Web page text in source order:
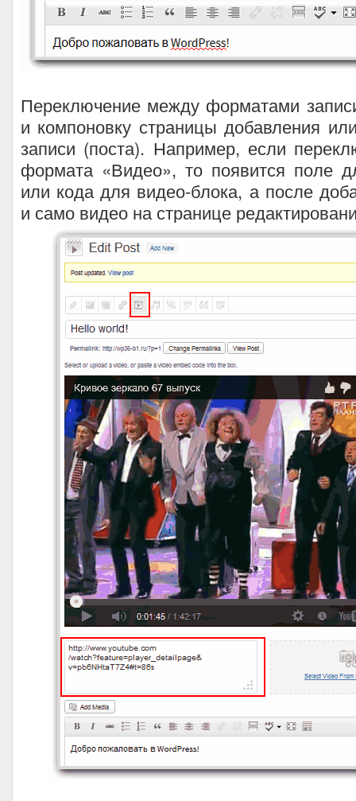
Переключение между форматами
и компоновку страницы добавления
записи (поста). Например, если
формата «Видео», то появится поле
или кода для видео-блока, а после
и само видео на странице